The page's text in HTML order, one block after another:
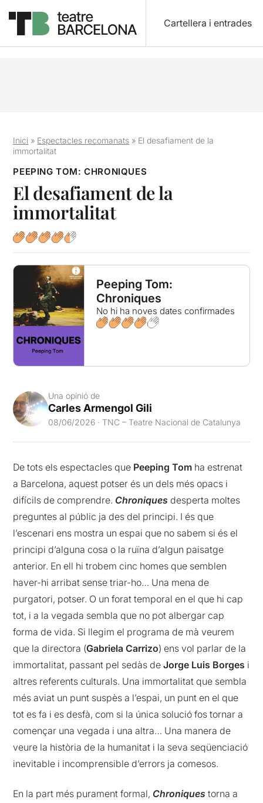
Cartellera i entrades
Inici » Espectacles recomanats » El desafiament de la
immortalitat
PEEPING TOM: CHRONIQUES
El desafiament de la
immortalitat
Peeping Tom:
Chroniques
No hi ha noves dates confirmades
Una opinió de
Carles Armengol Gili
08/06/2026 · TNC – Teatre Nacional de Catalunya
De tots els espectacles que Peeping Tom ha estrenat
a Barcelona, aquest potser és un dels més opacs i
difícils de comprendre. Chroniques desperta moltes
preguntes al públic ja des del principi. I és que
l’escenari ens mostra un espai que no sabem si és el
principi d’alguna cosa o la ruïna d’algun paisatge
anterior. En ell hi trobem cinc homes que semblen
haver-hi arribat sense triar-ho… Una mena de
purgatori, potser. O un forat temporal en el que hi cap
tot, i a la vegada sembla que no pot albergar cap
forma de vida. Si llegim el programa de mà veurem
que la directora (Gabriela Carrizo) ens vol parlar de la
immortalitat, passant pel sedàs de Jorge Luis Borges i
altres referents culturals. Una immortalitat que sembla
més aviat un punt suspès a l’espai, un punt en el que
tot es fa i es desfà, com si la única solució fos tornar a
començar una vegada i una altra… Una manera de
veure la història de la humanitat i la seva seqüenciació
inevitable i incomprensible d’errors ja comesos.
En la part més purament formal, Chroniques torna a